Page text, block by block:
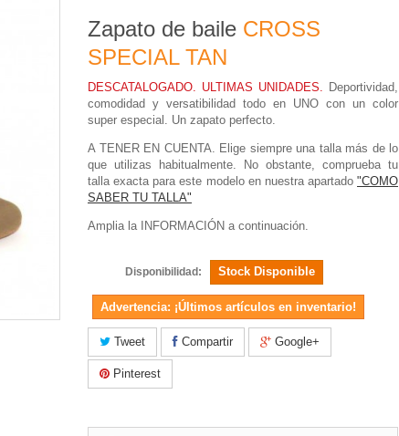
Zapato de baile CROSS
SPECIAL TAN
DESCATALOGADO. ULTIMAS UNIDADES. Deportividad,
comodidad y versatibilidad todo en UNO con un color
super especial. Un zapato perfecto.
A TENER EN CUENTA. Elige siempre una talla más de lo
que utilizas habitualmente. No obstante, comprueba tu
talla exacta para este modelo en nuestra apartado "COMO
SABER TU TALLA"
Amplia la INFORMACIÓN a continuación.
Disponibilidad: Stock Disponible
Advertencia: ¡Últimos artículos en inventario!
Tweet Compartir Google+
Pinterest